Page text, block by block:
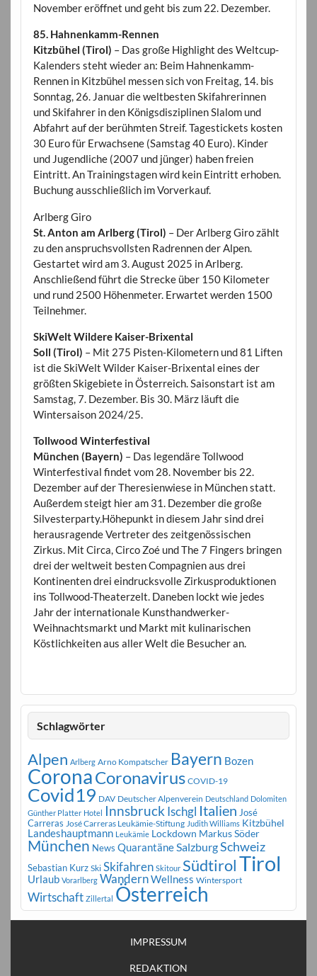
November eröffnet und geht bis zum 22. Dezember.
85. Hahnenkamm-Rennen
Kitzbühel (Tirol) – Das große Highlight des Weltcup-
Kalenders steht wieder an: Beim Hahnenkamm-
Rennen in Kitzbühel messen sich von Freitag, 14. bis
Sonntag, 26. Januar die weltbesten Skifahrerinnen
und Skifahrer in den Königsdisziplinen Slalom und
Abfahrt auf der berühmten Streif. Tagestickets kosten
30 Euro für Erwachsene (Samstag 40 Euro). Kinder
und Jugendliche (2007 und jünger) haben freien
Eintritt. An Trainingstagen wird kein Eintritt erhoben.
Buchung ausschließlich im Vorverkauf.
Arlberg Giro
St. Anton am Arlberg (Tirol) – Der Arlberg Giro zählt
zu den anspruchsvollsten Radrennen der Alpen.
Gestartet wird am 3. August 2025 in Arlberg.
Anschließend führt die Strecke über 150 Kilometer
und rund 2500 Höhenmeter. Erwartet werden 1500
Teilnehmer.
SkiWelt Wildere Kaiser-Brixental
Soll (Tirol) – Mit 275 Pisten-Kilometern und 81 Liften
ist die SkiWelt Wilder Kaiser-Brixental eines der
größten Skigebiete in Österreich. Saisonstart ist am
Samstag, 7. Dezember. Bis 30. März läuft die
Wintersaison 2024/25.
Tollwood Winterfestival
München (Bayern) – Das legendäre Tollwood
Winterfestival findet vom 28. November bis 22.
Dezember auf der Theresienwiese in München statt.
Außerdem steigt hier am 31. Dezember die große
Silvesterparty.Höhepunkt in diesem Jahr sind drei
herausragende Vertreter des zeitgenössischen
Zirkus. Mit Circa, Circo Zoé und The 7 Fingers bringen
drei der weltweit besten Compagnien aus drei
Kontinenten drei eindrucksvolle Zirkusproduktionen
ins Tollwood-Theaterzelt. Daneben lockt wie jedes
Jahr der internationale Kunsthandwerker-
Weihnachtsmarkt und Markt mit kulinarischen
Köstlichkeiten aus aller Welt die Besucher an.
Schlagwörter
Alpen Arlberg Arno Kompatscher Bayern Bozen
CoronaCoronavirus COVID-19
Covid19 DAV Deutscher Alpenverein Deutschland Dolomiten
Günther Platter Hotel Innsbruck Ischgl Italien José
Carreras José Carreras Leukämie-Stiftung Judith Williams Kitzbühel
Landeshauptmann Leukämie Lockdown Markus Söder
München News Quarantäne SalzburgSchweiz
Sebastian Kurz Ski Skifahren Skitour SüdtirolTirol
Urlaub Vorarlberg WandernWellness Wintersport
Wirtschaft Zillertal Österreich
IMPRESSUM
REDAKTION